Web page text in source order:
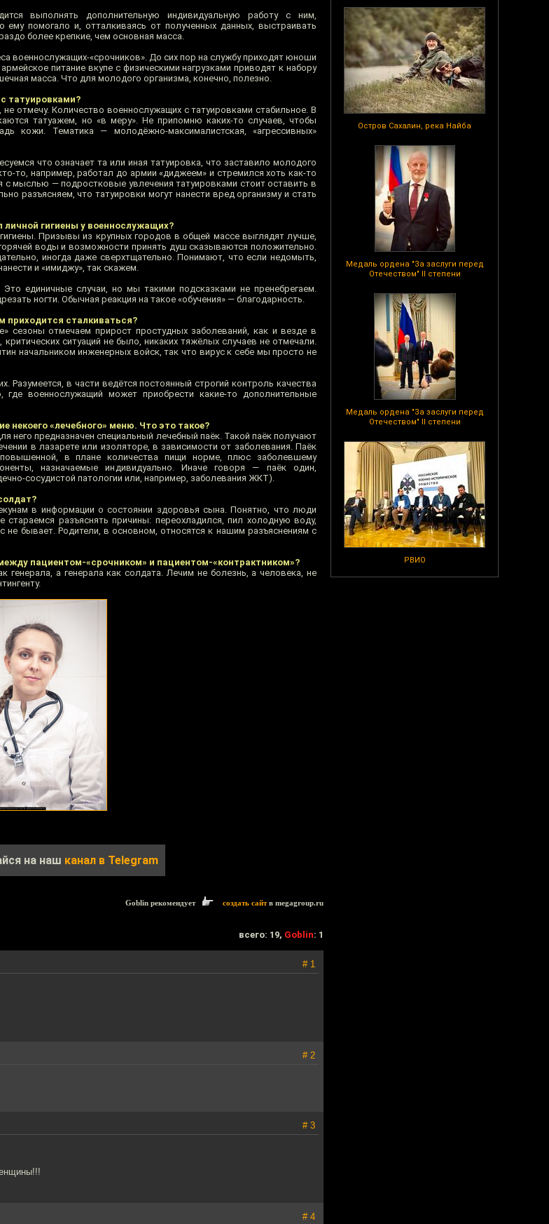
Остров Сахалин, река Найба
Медаль ордена "За заслуги перед
Отечеством" II степени
Медаль ордена "За заслуги перед
Отечеством" II степени
РВИО
выполнять дополнительную индивидуальную работу с ним,
помогало и, отталкиваясь от полученных данных, выстраивать
более крепкие, чем основная масса.
военнослужащих-«срочников». До сих пор на службу приходят юноши
питание вкупе с физическими нагрузками приводят к набору
масса. Что для молодого организма, конечно, полезно.
татуировками?
отмечу. Количество военнослужащих с татуировками стабильное. В
татуажем, но «в меру». Не припомню каких-то случаев, чтобы
кожи. Тематика — молодёжно-максималистская, «агрессивных»
что означает та или иная татуировка, что заставило молодого
то, например, работал до армии «диджеем» и стремился хоть как-то
мыслью — подростковые увлечения татуировками стоит оставить в
разъясняем, что татуировки могут нанести вред организму и стать
гигиены у военнослужащих?
Призывы из крупных городов в общей массе выглядят лучше,
воды и возможности принять душ сказываются положительно.
иногда даже сверхтщательно. Понимают, что если недомыть,
и «имиджу», так скажем.
единичные случаи, но мы такими подсказками не пренебрегаем.
ногти. Обычная реакция на такое «обучения» — благодарность.
приходится сталкиваться?
сезоны отмечаем прирост простудных заболеваний, как и везде в
ситуаций не было, никаких тяжёлых случаев не отмечали.
начальником инженерных войск, так что вирус к себе мы просто не
Разумеется, в части ведётся постоянный строгий контроль качества
военнослужащий может приобрести какие-то дополнительные
некоего «лечебного» меню. Что это такое?
него предназначен специальный лечебный паёк. Такой паёк получают
в лазарете или изоляторе, в зависимости от заболевания. Паёк
повышенной, в плане количества пищи норме, плюс заболевшему
назначаемые индивидуально. Иначе говоря — паёк один,
сосудистой патологии или, например, заболевания ЖКТ).
в информации о состоянии здоровья сына. Понятно, что люди
разъяснять причины: переохладился, пил холодную воду,
не бывает. Родители, в основном, относятся к нашим разъяснениям с
пациентом-«срочником» и пациентом-«контрактником»?
а генерала как солдата. Лечим не болезнь, а человека, не
на наш канал в Telegram
Goblin рекомендует создать сайтв megagroup.ru
всего: 19, Goblin: 1
# 1
# 2
# 3
# 4